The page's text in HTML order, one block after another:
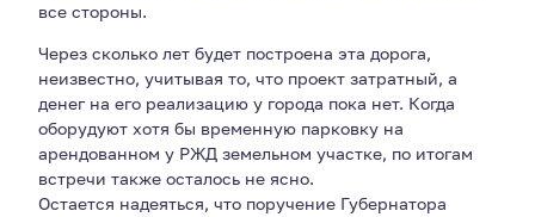
все стороны.
Через сколько лет будет построена эта дорога,
неизвестно, учитывая то, что проект затратный, а
денег на его реализацию у города пока нет. Когда
оборудуют хотя бы временную парковку на
арендованном у РЖД земельном участке, по итогам
встречи также осталось не ясно.
Остается надеяться, что поручение Губернатора